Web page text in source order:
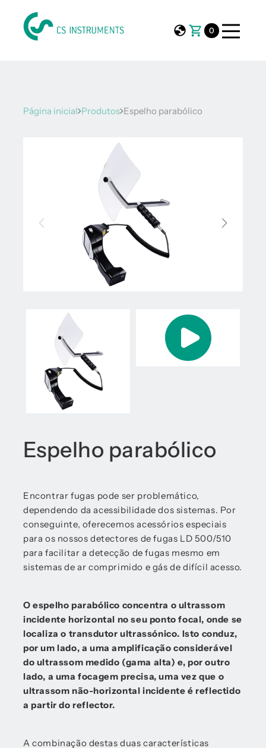
0
Página inicial Produtos Espelho parabólico
Espelho parabólico
Encontrar fugas pode ser problemático,
dependendo da acessibilidade dos sistemas. Por
conseguinte, oferecemos acessórios especiais
para os nossos detectores de fugas LD 500/510
para facilitar a detecção de fugas mesmo em
sistemas de ar comprimido e gás de difícil acesso.
O espelho parabólico concentra o ultrassom
incidente horizontal no seu ponto focal, onde se
localiza o transdutor ultrassónico. Isto conduz,
por um lado, a uma amplificação considerável
do ultrassom medido (gama alta) e, por outro
lado, a uma focagem precisa, uma vez que o
ultrassom não-horizontal incidente é reflectido
a partir do reflector.
A combinação destas duas características